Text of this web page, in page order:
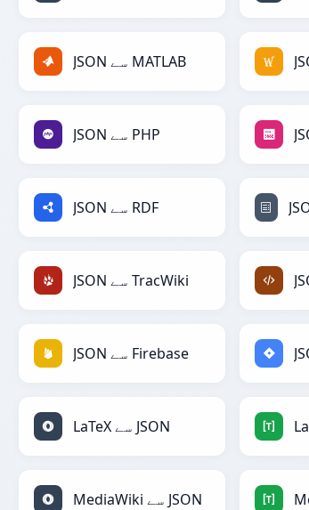
JSON سے MATLAB
JSON سے PHP
JSON سے RDF
JSON سے TracWiki
JSON سے Firebase
LaTeX سے JSON
MediaWiki سے JSON